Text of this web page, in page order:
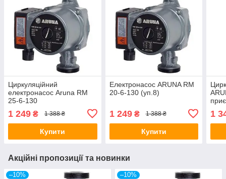
Циркуляційний
електронасос Aruna RM
25-6-130
1 249 ₴ 1 388 ₴
Купити
Електронасос ARUNA RM
20-6-130 (уп.8)
1 249₴ 1 388 ₴
Купити
1
Акційні пропозиції та новинки
–10% –10%